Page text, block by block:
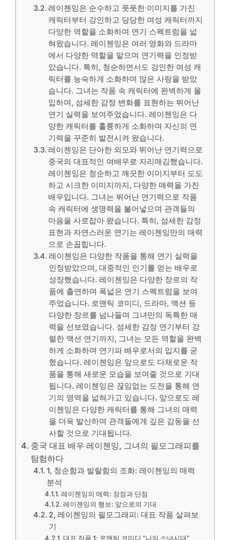
레이첸잉은 순수하고 풋풋한 이미지를 가진
캐릭터부터 강인하고 당당한 여성 캐릭터까지
다양한 역할을 소화하며 연기 스펙트럼을 넓
혀왔습니다. 레이첸잉은 여러 영화와 드라마
에서 다양한 역할을 맡으며 연기력을 인정받
았습니다. 특히, 청순하면서도 강인한 여성 캐
릭터를 능숙하게 소화하며 많은 사랑을 받았
습니다. 그녀는 작품 속 캐릭터에 완벽하게 몰
입하며, 섬세한 감정 변화를 표현하는 뛰어난
연기 실력을 보여주었습니다. 레이첸잉은 다
양한 캐릭터를 훌륭하게 소화하며 자신의 연
기력을 꾸준히 발전시켜 왔습니다.
레이첸잉은 단아한 외모와 뛰어난 연기력으로
중국의 대표적인 여배우로 자리매김했습니다.
레이첸잉은 청순하고 깨끗한 이미지부터 도도
하고 시크한 이미지까지, 다양한 매력을 가진
배우입니다. 그녀는 뛰어난 연기력으로 작품
속 캐릭터에 생명력을 불어넣으며 관객들의
마음을 사로잡아 왔습니다. 특히, 섬세한 감정
표현과 자연스러운 연기는 레이첸잉만의 매력
으로 손꼽힙니다.
레이첸잉은 다양한 작품을 통해 연기 실력을
인정받았으며, 대중적인 인기를 얻는 배우로
성장했습니다. 레이첸잉은 다양한 장르의 작
품에 출연하며 폭넓은 연기 스펙트럼을 보여
주었습니다. 로맨틱 코미디, 드라마, 액션 등
다양한 장르를 넘나들며 그녀만의 독특한 매
력을 선보였습니다. 섬세한 감정 연기부터 강
렬한 액션 연기까지, 그녀는 모든 역할을 완벽
하게 소화하며 연기파 배우로서의 입지를 굳
혔습니다. 레이첸잉은 앞으로도 다채로운 작
품을 통해 새로운 모습을 보여줄 것으로 기대
됩니다. 레이첸잉은 끊임없는 도전을 통해 연
기의 영역을 넓혀가고 있습니다. 앞으로도 레
이첸잉은 다양한 캐릭터를 통해 그녀의 매력
을 더욱 발산하며 관객들에게 깊은 감동을 선
사할 것으로 기대됩니다.
중국 대표 배우 레이첸잉, 그녀의 필모그래피를
탐험하다
1, 청순함과 발랄함의 조화: 레이첸잉의 매력
분석
레이첸잉의 매력: 장점과 단점
레이첸잉의 행보: 앞으로의 기대
2, 레이첸잉의 필모그래피: 대표 작품 살펴보
기
대표 작품 1: 로맨틱 코미디 “나의 소녀시대”